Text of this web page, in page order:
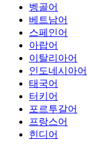
벵골어
베트남어
스페인어
아랍어
이탈리아어
인도네시아어
태국어
터키어
포르투갈어
프랑스어
힌디어